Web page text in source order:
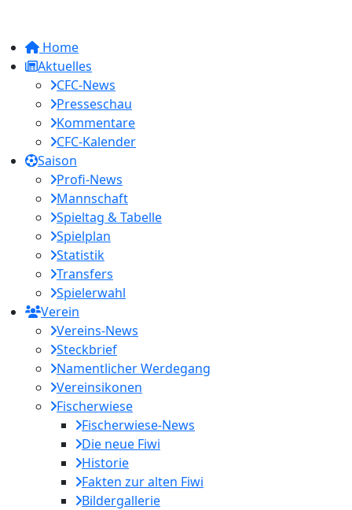
Home
Aktuelles
CFC-News
Presseschau
Kommentare
CFC-Kalender
Saison
Profi-News
Mannschaft
Spieltag & Tabelle
Spielplan
Statistik
Transfers
Spielerwahl
Verein
Vereins-News
Steckbrief
Namentlicher Werdegang
Vereinsikonen
Fischerwiese
Fischerwiese-News
Die neue Fiwi
Historie
Fakten zur alten Fiwi
Bildergallerie